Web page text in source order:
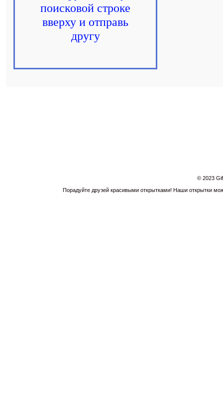
поисковой строке
вверху и отправь
другу
© 2023
Порадуйте друзей красивыми открытками! Наши открытки